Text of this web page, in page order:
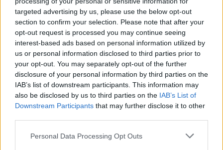
targeted advertising by us, please use the below opt-out
section to confirm your selection. Please note that after your
opt-out request is processed you may continue seeing
interest-based ads based on personal information utilized by
us or personal information disclosed to third parties prior to
your opt-out. You may separately opt-out of the further
disclosure of your personal information by third parties on the
IAB’s list of downstream participants. This information may
also be disclosed by us to third parties on the IAB’s List of
Downstream Participants that may further disclose it to other
Personal Data Processing Opt Outs
Παράνοια σε γάμο στη Μαδέρα: Νόμιζαν ότι
παντρεύονται ο Κριστιάνο Ρονάλντο με την Χεορχίνα -
Βίντεο
22:14
Nίκη της ΑΕΚ στο τελευταίο φιλικό πριν από τον ΟΦΗ
22:11
Γιάννης Κωνσταντέλιας: Μπαμπάς για δεύτερη φορά έγινε
ο ποδοσφαιριστής του ΠΑΟΚ
Τραγωδία στην Πάρο: Για ανθρωποκτονία από αμέλεια